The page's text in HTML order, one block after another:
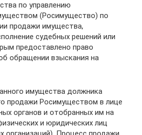
по управлению
(Росимущество) по
продажи имущества,
судебных решений или
предоставлено право
обращении взыскания на
имущества должника
продажи Росимуществом в лице
органов и отобранных им на
и юридических лиц